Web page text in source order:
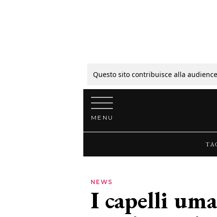
Questo sito contribuisce alla
Vai al contenuto
MENU
NEWS
I capelli